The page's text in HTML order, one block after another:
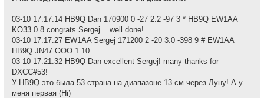
03-10 17:17:14 HB9Q Dan 170900 0 -27 2.2 -97 3 * HB9Q EW1AA
KO33 0 8 congrats Sergej... well done!
03-10 17:17:27 EW1AA Sergej 171200 2 -20 3.0 -398 9 # EW1AA
HB9Q JN47 OOO 1 10
03-10 17:21:32 HB9Q Dan excellent Sergej! many thanks for
DXCC#53!
У HB9Q это была 53 страна на диапазоне 13 см через Луну! А у
меня первая (Hi)